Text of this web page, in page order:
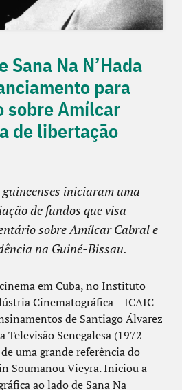
Sana Na N’Hada
para
sobre Amílcar
de libertação
iniciaram uma
de fundos que visa
sobre Amílcar Cabral e
na Guiné-Bissau.
em Cuba, no Instituto
Cinematográfica – ICAIC
de Santiago Álvarez
Televisão Senegalesa (1972-
uma grande referência do
Soumanou Vieyra. Iniciou a
ao lado de Sana Na